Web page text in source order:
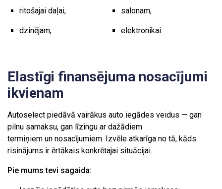
ritošajai daļai,
dzinējam,
salonam,
elektronikai.
Elastīgi finansējuma nosacījumi
ikvienam
Autoselect piedāvā vairākus auto iegādes veidus — gan
pilnu samaksu, gan līzingu ar dažādiem
termiņiem un nosacījumiem. Izvēle atkarīga no tā, kāds
risinājums ir ērtākais konkrētajai situācijai.
Pie mums tevi sagaida: